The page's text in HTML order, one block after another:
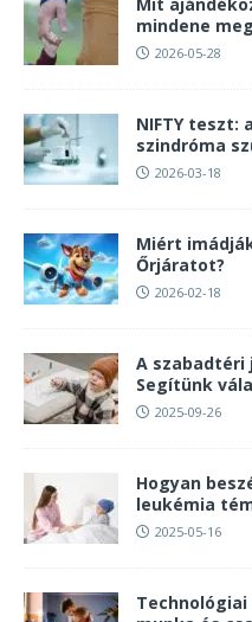
Mit
mindene
2026-05-28
NIFTY teszt:
szindróma
2026-03-18
Miért
Őrjáratot?
2026-02-18
A szabadtéri
Segítünk
2025-09-26
Hogyan
leukémia
2025-05-16